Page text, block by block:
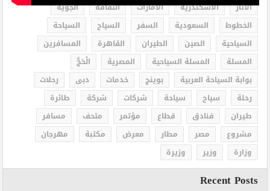
الاثار الاسكندرية الامارات الثقافة
الجوية
الخطوط
السعودية السفر السياح
السياحة
السياحية
الصين الطيران القاهرة
المسافرين
المسلة
المسلة السياحية المصرية
الْحَجُّ
بوابة السياحة العربية
بوينج خدمات دبى
رحلات
رحلة
سياح سياحة شركات شركة
طائرة
طيران
فنادق قطاع مؤتمر متحف
مسافر
مشروع
مصر مطار معرض مكتبة
مهرجان
وزارة
وزير وزيرة
Recent Posts